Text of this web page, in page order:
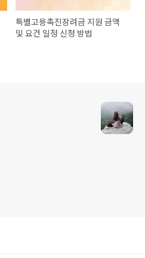
특별고용촉진장려금 지원 금액
및 요건 일정 신청 방법